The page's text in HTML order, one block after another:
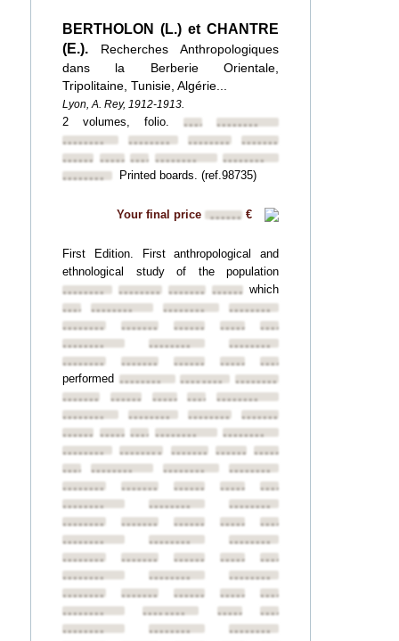
BERTHOLON (L.) et CHANTRE
(E.). Recherches Anthropologiques
dans la Berberie Orientale,
Tripolitaine, Tunisie, Algérie...
Lyon, A. Rey, 1912-1913.
2 volumes, folio. ••••••••••••••••
••••••••
•••••••• ••••••••
••••••••
••••••••••••••••••••••••••••••••
••••••••
••••••••
Printed boards. (ref.98735)
Your final price •••••• €
First Edition. First anthropological and
ethnological study of the population
••••••••
•••••••• •••••••• ••••••••which
•••••••••••••••• ••••••••
••••••••
••••••••
•••••••• •••••••• ••••••••••••••••
••••••••
••••••••
••••••••
••••••••
•••••••• •••••••• ••••••••••••••••
performed •••••••• ••••••••
••••••••
••••••••
••••••••••••••••••••••••••••••••
••••••••
•••••••• ••••••••
••••••••
••••••••••••••••••••••••••••••••
••••••••
••••••••
•••••••• •••••••• ••••••••••••••••
•••••••••••••••• ••••••••
••••••••
••••••••
•••••••• •••••••• ••••••••••••••••
••••••••
••••••••
••••••••
••••••••
•••••••• •••••••• ••••••••••••••••
••••••••
••••••••
••••••••
••••••••
•••••••• •••••••• ••••••••••••••••
••••••••
••••••••
••••••••
••••••••
•••••••• •••••••• ••••••••••••••••
••••••••
•••••••• ••••••••••••••••
••••••••
••••••••
••••••••